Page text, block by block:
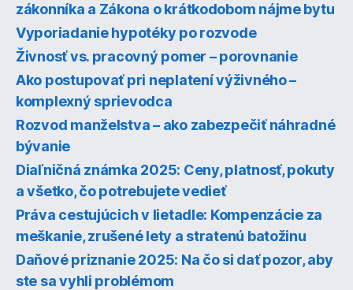
zákonníka a Zákona o krátkodobom nájme bytu
Vyporiadanie hypotéky po rozvode
Živnosť vs. pracovný pomer – porovnanie
Ako postupovať pri neplatení výživného –
komplexný sprievodca
Rozvod manželstva – ako zabezpečiť náhradné
bývanie
Diaľničná známka 2025: Ceny, platnosť, pokuty
a všetko, čo potrebujete vedieť
Práva cestujúcich v lietadle: Kompenzácie za
meškanie, zrušené lety a stratenú batožinu
Daňové priznanie 2025: Na čo si dať pozor, aby
ste sa vyhli problémom